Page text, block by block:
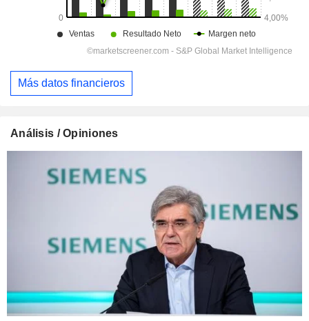
Más datos financieros
Análisis / Opiniones